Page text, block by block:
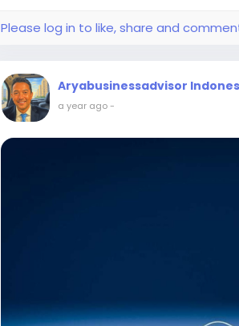
Please log in to like, share and
Aryabusinessadvisor
a year ago-